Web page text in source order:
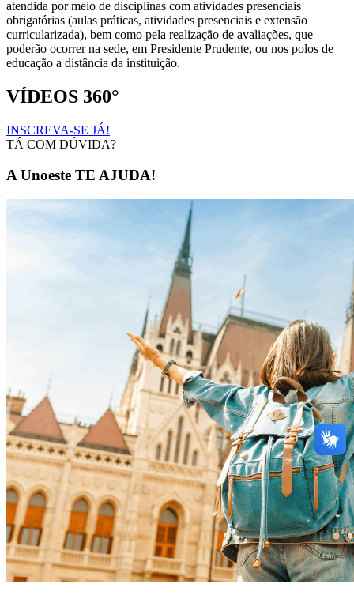
atendida por meio de disciplinas com atividades presenciais
obrigatórias (aulas práticas, atividades presenciais e extensão
curricularizada), bem como pela realização de avaliações, que
poderão ocorrer na sede, em Presidente Prudente, ou nos polos de
educação a distância da instituição.
VÍDEOS 360°
INSCREVA-SE JÁ!
TÁ COM DÚVIDA?
A Unoeste TE AJUDA!